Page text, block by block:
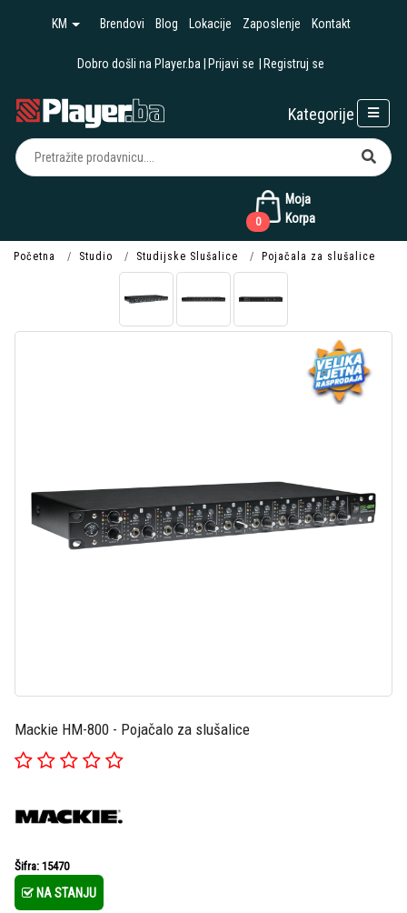
KM Brendovi Blog Lokacije Zaposlenje Kontakt
Dobro došli na Player.ba Prijavi se Registruj se
Moja
Korpa
0
Kategorije
Početna Studio Studijske Slušalice Pojačala za slušalice
Mackie HM-800 - Pojačalo za slušalice
Šifra: 15470
NA STANJU